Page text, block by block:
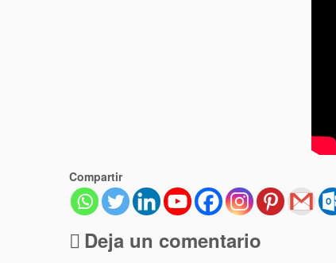
Compartir
Deja un comentario